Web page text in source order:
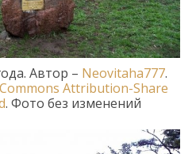
Автор – Neovitaha777.
Attribution-Share
. Фото без изменений